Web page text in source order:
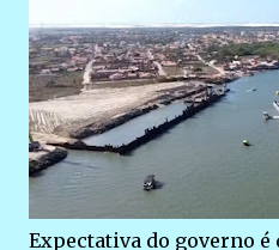
Expectativa do governo